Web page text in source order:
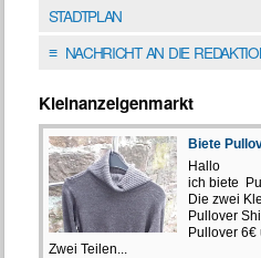
STADTPLAN
≡NACHRICHT AN DIE
Kleinanzeigenmarkt
Biete
Hallo
ich biete
Die zwei
Pullover
Pullover
Zwei Teilen...